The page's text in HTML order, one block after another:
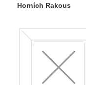
Horních Rakous